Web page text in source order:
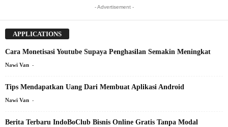
- Advertisement -
APPLICATIONS
Cara Monetisasi Youtube Supaya Penghasilan Semakin Meningkat
Nawi Van -
Tips Mendapatkan Uang Dari Membuat Aplikasi Android
Nawi Van -
Berita Terbaru IndoBoClub Bisnis Online Gratis Tanpa Modal